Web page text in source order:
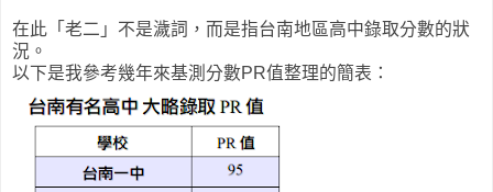
在此「老二」不是濊詞，而是指台南地區高中錄取分數的狀
況。
以下是我參考幾年來基測分數PR值整理的簡表：